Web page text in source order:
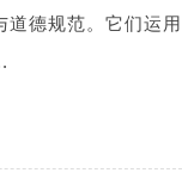
道德规范。它们运用